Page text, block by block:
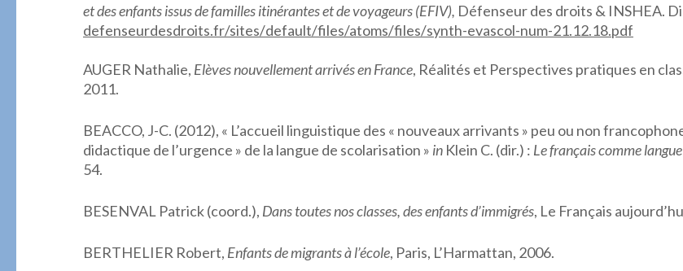
et des enfants issus de familles itinérantes et de voyageurs (EFIV), Défenseur des droits & INSHEA.
defenseurdesdroits.fr/sites/default/files/atoms/files/synth-evascol-num-21.12.18.pdf
AUGER Nathalie, Elèves nouvellement arrivés en France, Réalités et Perspectives pratiques en
2011.
BEACCO, J-C. (2012), « L’accueil linguistique des « nouveaux arrivants » peu ou non
didactique de l’urgence » de la langue de scolarisation » in Klein C. (dir.) : Le français comme
54.
BESENVAL Patrick (coord.), Dans toutes nos classes, des enfants d’immigrés, Le Français
BERTHELIER Robert, Enfants de migrants à l’école, Paris, L’Harmattan, 2006.